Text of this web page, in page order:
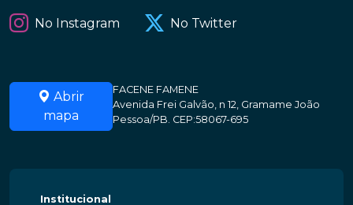
No Instagram No Twitter
Abrir
mapa
FACENE FAMENE
Avenida Frei Galvão, n 12, Gramame João
Pessoa/PB. CEP:58067-695
Institucional